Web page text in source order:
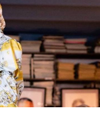
Mondiali calcio 2026